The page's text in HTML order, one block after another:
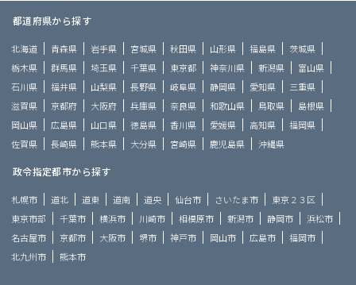
都道府県から探す
北海道 青森県 岩手県 宮城県 秋田県 山形県 福島県
茨城県
栃木県
群馬県 埼玉県 千葉県 東京都 神奈川県 新潟県
富山県
石川県
福井県 山梨県 長野県 岐阜県 静岡県 愛知県
三重県
滋賀県
京都府 大阪府 兵庫県 奈良県 和歌山県 鳥取県
島根県
岡山県
広島県 山口県 徳島県 香川県 愛媛県 高知県
福岡県
佐賀県
長崎県 熊本県 大分県 宮崎県 鹿児島県 沖縄県
政令指定都市から探す
札幌市 道北 道東 道南 道央 仙台市 さいたま市
東京２３区
東京市部
千葉市 横浜市 川崎市 相模原市 新潟市 静岡市
浜松市
名古屋市
京都市 大阪市 堺市 神戸市 岡山市 広島市
福岡市
北九州市
熊本市